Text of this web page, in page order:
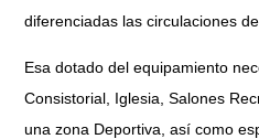
diferenciadas las circulaciones
Esa dotado del equipamiento
Consistorial, Iglesia, Salones
una zona Deportiva, así como